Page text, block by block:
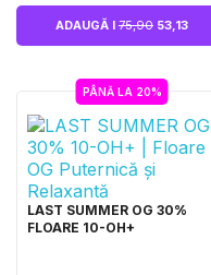
ADAUGĂ I 75,90 53,13
PÂNĂ LA 20%
LAST SUMMER OG 30%
FLOARE 10-OH+